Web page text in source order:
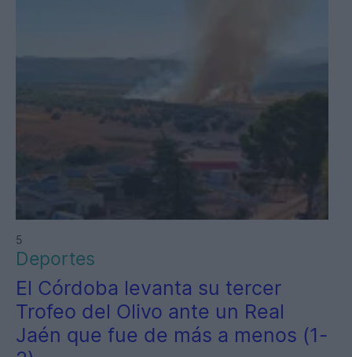
5
Deportes
El Córdoba levanta su tercer
Trofeo del Olivo ante un Real
Jaén que fue de más a menos (1-